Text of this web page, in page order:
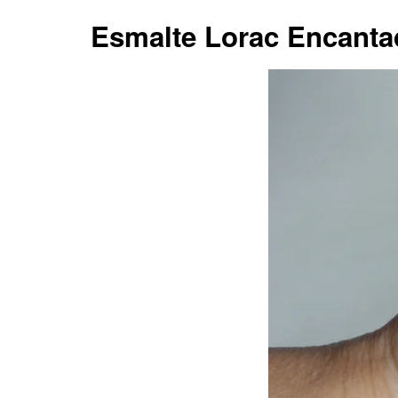
Esmalte Lorac